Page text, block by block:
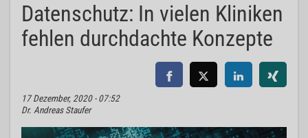
Datenschutz: In vielen Kliniken
fehlen durchdachte Konzepte
17 Dezember, 2020 - 07:52
Dr. Andreas Staufer